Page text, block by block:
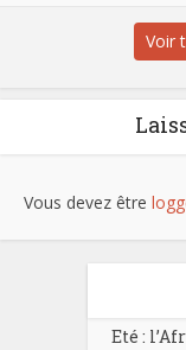
Voir
Vous devez être
Eté :